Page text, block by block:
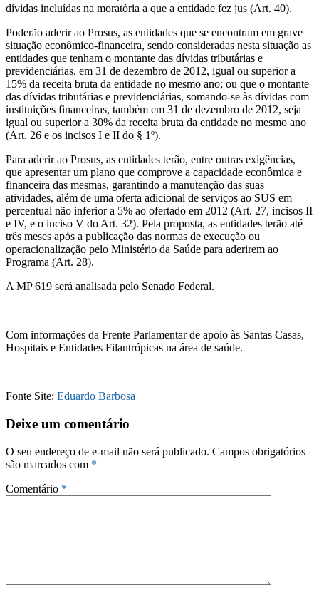
dívidas incluídas na moratória a que a entidade fez jus (Art. 40).
Poderão aderir ao Prosus, as entidades que se encontram em grave
situação econômico-financeira, sendo consideradas nesta situação as
entidades que tenham o montante das dívidas tributárias e
previdenciárias, em 31 de dezembro de 2012, igual ou superior a
15% da receita bruta da entidade no mesmo ano; ou que o montante
das dívidas tributárias e previdenciárias, somando-se às dívidas com
instituições financeiras, também em 31 de dezembro de 2012, seja
igual ou superior a 30% da receita bruta da entidade no mesmo ano
(Art. 26 e os incisos I e II do § 1º).
Para aderir ao Prosus, as entidades terão, entre outras exigências,
que apresentar um plano que comprove a capacidade econômica e
financeira das mesmas, garantindo a manutenção das suas
atividades, além de uma oferta adicional de serviços ao SUS em
percentual não inferior a 5% ao ofertado em 2012 (Art. 27, incisos II
e IV, e o inciso V do Art. 32). Pela proposta, as entidades terão até
três meses após a publicação das normas de execução ou
operacionalização pelo Ministério da Saúde para aderirem ao
Programa (Art. 28).
A MP 619 será analisada pelo Senado Federal.
Com informações da Frente Parlamentar de apoio às Santas Casas,
Hospitais e Entidades Filantrópicas na área de saúde.
Fonte Site: Eduardo Barbosa
Deixe um comentário
O seu endereço de e-mail não será publicado. Campos obrigatórios
são marcados com *
Comentário *